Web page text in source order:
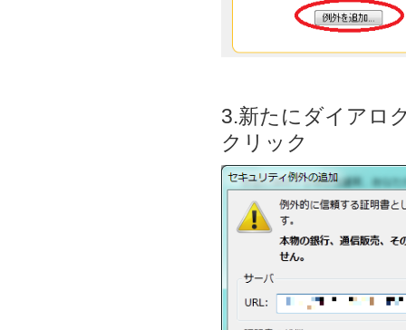
3.新たにダイアロ
クリック